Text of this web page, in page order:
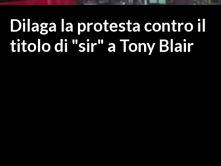
ITALIA
MONDO
Dilaga la protesta contro il
titolo di "sir" a Tony Blair